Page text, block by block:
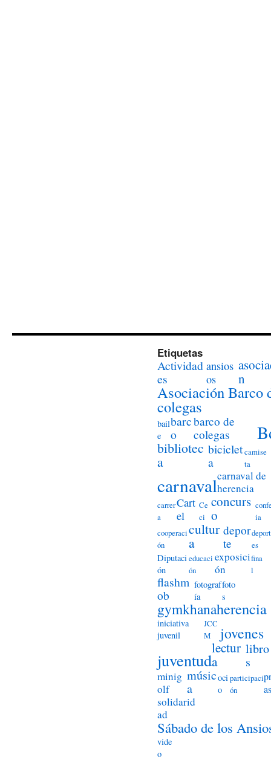
Etiquetas
Actividad
es
ansios
os
n
Asociación Barco
colegas
bail
e
barc
o
barco de
colegas
bibliotec
a
biciclet
a
camise
ta
carnavalcarnaval de
herencia
carrer
a
Cart
el
Ce
ci
concurs
o
ia
cooperaci
ón
cultur
a
depor
te
deport
es
Diputaci
ón
educaci
ón
exposici
ón
fina
l
flashm
ob
fotograf
ía
foto
s
gymkhanaherencia
iniciativa
juvenil
JCC
M
jovenes
juventud
lectur
a
libro
s
minig
olf
músic
a
oci
o
participaci
ón
as
solidarid
ad
Sábado de los
vide
o